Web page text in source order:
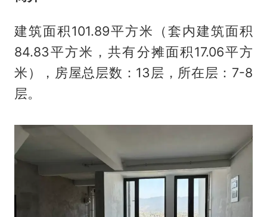
建筑面积101.89平方米（套内建筑面积
84.83平方米，共有分摊面积17.06平方
米），房屋总层数：13层，所在层：7-8
层。